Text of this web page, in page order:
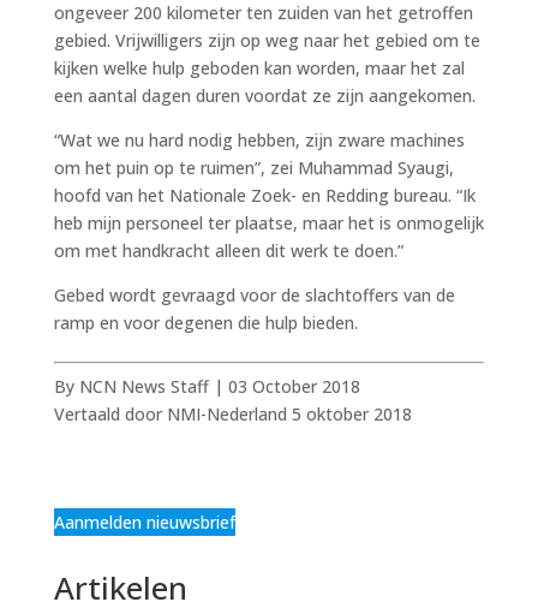
ongeveer 200 kilometer ten zuiden van het getroffen
gebied. Vrijwilligers zijn op weg naar het gebied om te
kijken welke hulp geboden kan worden, maar het zal
een aantal dagen duren voordat ze zijn aangekomen.
“Wat we nu hard nodig hebben, zijn zware machines
om het puin op te ruimen”, zei Muhammad Syaugi,
hoofd van het Nationale Zoek- en Redding bureau. “Ik
heb mijn personeel ter plaatse, maar het is onmogelijk
om met handkracht alleen dit werk te doen.”
Gebed wordt gevraagd voor de slachtoffers van de
ramp en voor degenen die hulp bieden.
By NCN News Staff | 03 October 2018
Vertaald door NMI-Nederland 5 oktober 2018
Aanmelden nieuwsbrief
Artikelen